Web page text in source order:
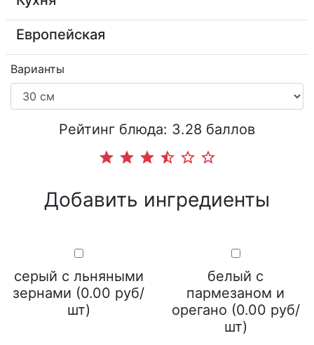
Европейская
Варианты
Рейтинг блюда: 3.28 баллов
star star star star_half star_border star_border
Добавить ингредиенты
серый с льняными
зернами (0.00 руб/
шт)
белый с
пармезаном и
орегано (0.00 руб/
шт)